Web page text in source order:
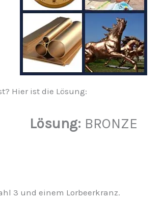
Hier ist die Lösung:
Lösung: BRONZE
3 und einem Lorbeerkranz.